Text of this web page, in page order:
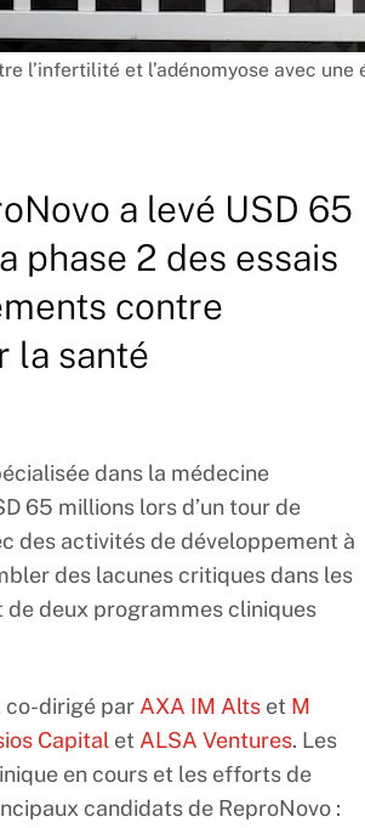
l’infertilité et l’adénomyose avec
a levé USD 65
phase 2 des essais
contre
la santé
dans la médecine
65 millions lors d’un tour de
des activités de développement à
des lacunes critiques dans les
deux programmes cliniques
co-dirigé par AXA IM Alts et M
Capital et ALSA Ventures. Les
en cours et les efforts de
candidats de ReproNovo :